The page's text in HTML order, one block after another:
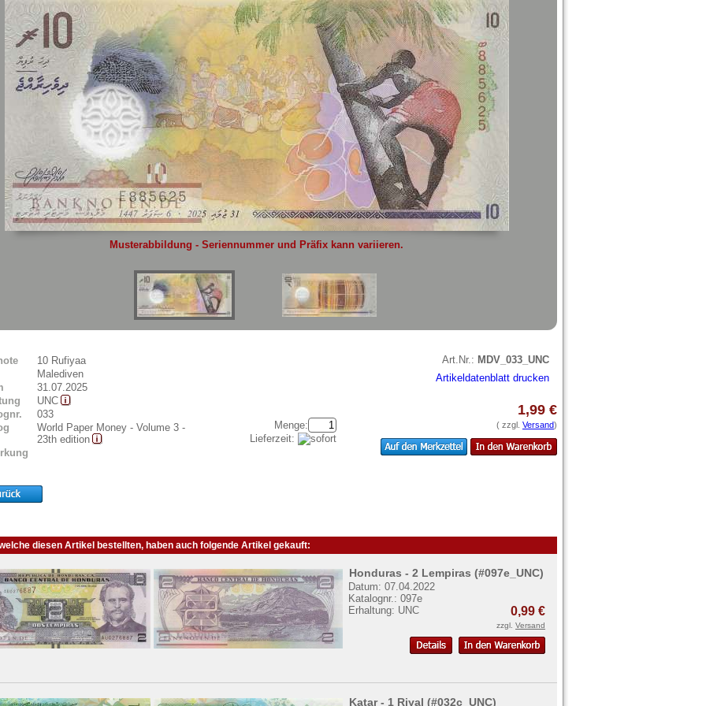
Siehier.
Musterabbildung - Seriennummer und Präfix kann variieren.
10 Rufiyaa
Malediven
31.07.2025
UNC
033
World Paper Money - Volume 3 -
23th edition
Art.Nr.: MDV_033_UNC
Artikeldatenblatt drucken
Menge:
Lieferzeit:
1,99 €
( zzgl. Versand)
diesen Artikel bestellten, haben auch folgende Artikel gekauft:
Honduras - 2 Lempiras (#097e_UNC)
Datum: 07.04.2022
Katalognr.: 097e
Erhaltung: UNC
0,99 €
zzgl. Versand
Katar - 1 Riyal (#032c_UNC)